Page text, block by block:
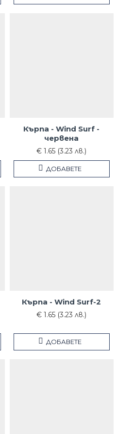
Кърпа - Wind Surf -
червена
€ 1.65 (3.23 лв.)
ДОБАВЕТЕ
Кърпа - Wind Surf-2
€ 1.65 (3.23 лв.)
ДОБАВЕТЕ